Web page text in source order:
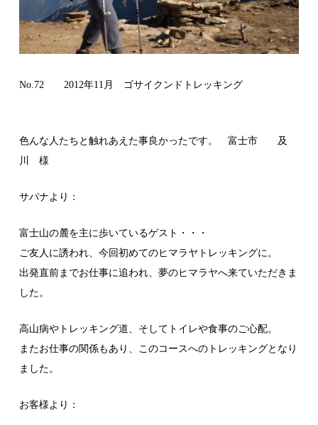
No.72 2012年11月 ゴサイクンドトレッキング
色んな人たちと触れあえた事良かったです。 富士市 及
川 様
サパナより：
富士山の麓を主に歩いているゲスト・・・
ご友人に誘われ、今回初めてのヒマラヤトレッキングに。
出発直前までお仕事に追われ、夢のヒマラヤへ来ていただきま
した。
高山病やトレッキング道、そしてトイレや食事のご心配。
またお仕事の関係もあり、このコースへのトレッキングとなり
ました。
お客様より：